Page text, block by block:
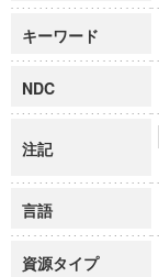
キーワード
NDC
注記
言語
資源タイプ